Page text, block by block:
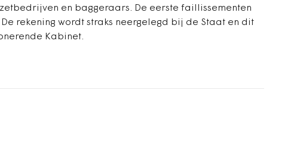
en baggeraars. De eerste faillissementen
rekening wordt straks neergelegd bij de Staat en dit
Kabinet.